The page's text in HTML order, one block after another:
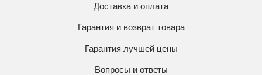
Доставка и оплата
Гарантия и возврат товара
Гарантия лучшей цены
Вопросы и ответы